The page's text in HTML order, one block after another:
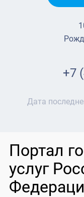
+7
Дата
Портал
услуг